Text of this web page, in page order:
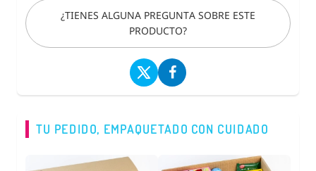
¿TIENES ALGUNA PREGUNTA SOBRE ESTE
PRODUCTO?
TU PEDIDO, EMPAQUETADO CON CUIDADO